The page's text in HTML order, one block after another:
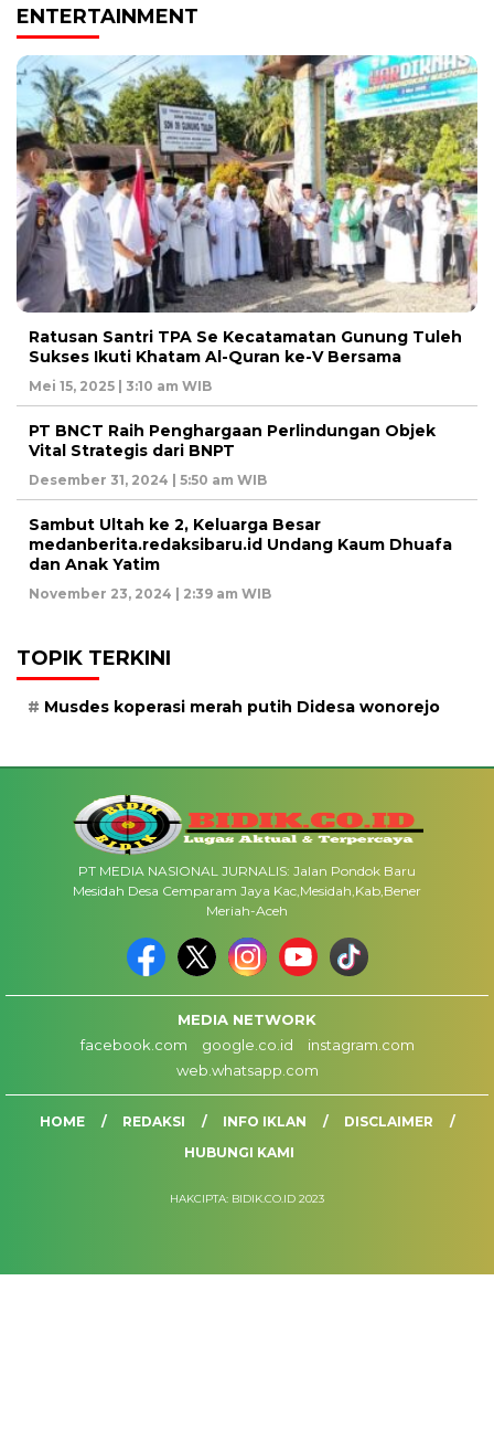
ENTERTAINMENT
Ratusan Santri TPA Se Kecatamatan Gunung Tuleh
Sukses Ikuti Khatam Al-Quran ke-V Bersama
Mei 15, 2025 | 3:10 am WIB
PT BNCT Raih Penghargaan Perlindungan Objek
Vital Strategis dari BNPT
Desember 31, 2024 | 5:50 am WIB
Sambut Ultah ke 2, Keluarga Besar
medanberita.redaksibaru.id Undang Kaum Dhuafa
dan Anak Yatim
November 23, 2024 | 2:39 am WIB
TOPIK TERKINI
Musdes koperasi merah putih Didesa wonorejo
PT MEDIA NASIONAL JURNALIS: Jalan Pondok Baru
Mesidah Desa Cemparam Jaya Kac,Mesidah,Kab,Bener
Meriah-Aceh
MEDIA NETWORK
facebook.com
google.co.id
instagram.com
web.whatsapp.com
HOME REDAKSI INFO IKLAN
DISCLAIMER
HUBUNGI KAMI
HAKCIPTA: BIDIK.CO.ID 2023